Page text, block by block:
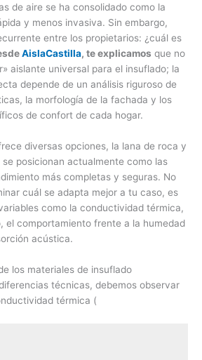
de aire se ha consolidado como la
y menos invasiva. Sin embargo,
entre los propietarios: ¿cuál es
AislaCastilla, te explicamos que no
aislante universal para el insuflado; la
depende de un análisis riguroso de
la morfología de la fachada y los
de confort de cada hogar.
diversas opciones, la lana de roca y
posicionan actualmente como las
más completas y seguras. No
cuál se adapta mejor a tu caso, es
como la conductividad térmica,
el comportamiento frente a la humedad
acústica.
los materiales de insuflado
técnicas, debemos observar
térmica (